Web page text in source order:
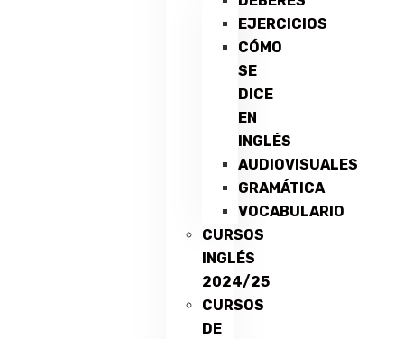
EJERCICIOS
CÓMO
SE
DICE
EN
INGLÉS
AUDIOVISUALES
GRAMÁTICA
VOCABULARIO
CURSOS
INGLÉS
2024/25
CURSOS
DE